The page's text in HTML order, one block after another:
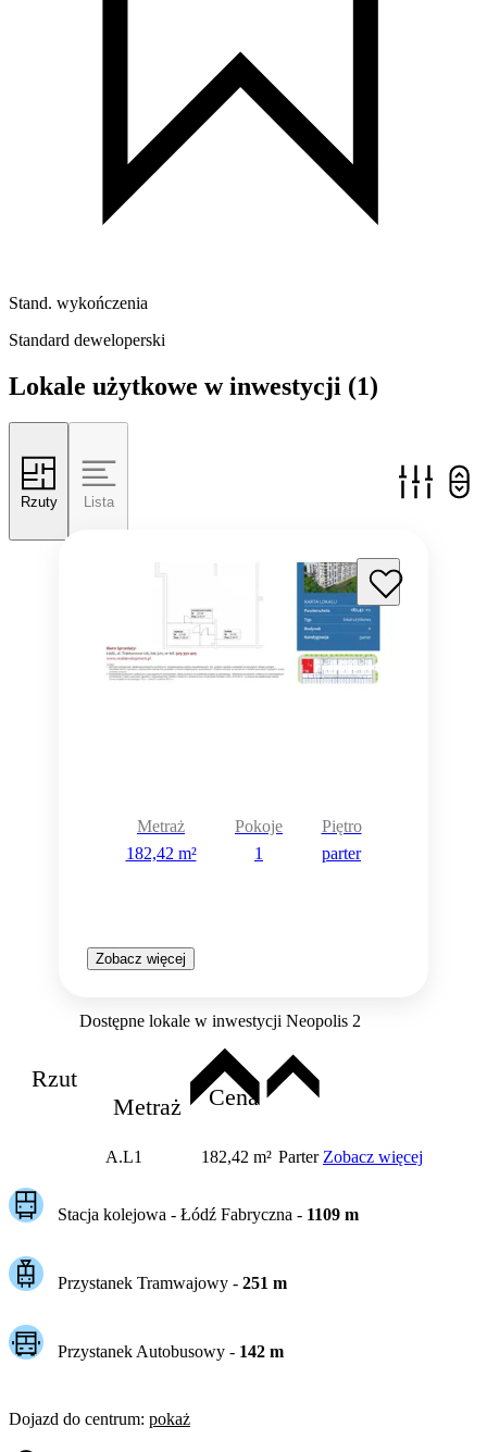
Stand. wykończenia
Standard deweloperski
Lokale użytkowe w inwestycji (1)
Rzuty Lista
Metraż
182,42 m²
Pokoje
1
Piętro
parter
Zobacz więcej
Dostępne lokale w inwestycji Neopolis 2
Rzut
Metraż
Cena
A.L1 182,42 m² Parter Zobacz więcej
Stacja kolejowa - Łódź Fabryczna - 1109m
Przystanek Tramwajowy - 251 m
Przystanek Autobusowy - 142m
Dojazd do centrum: pokaż